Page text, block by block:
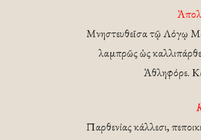
Μνηστευθεῖσα τῷ Λόγῳ
λαμπρῶς ὡς
Ἀθληφόρε.
Παρθενίας κάλλεσι,